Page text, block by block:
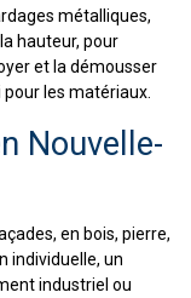
métalliques,
hauteur, pour
et la démousser
les matériaux.
Nouvelle-
en bois, pierre,
individuelle, un
industriel ou